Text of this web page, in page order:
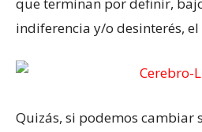
que terminan por definir,
indiferencia y/o desinterés,
Quizás, si podemos cambiar